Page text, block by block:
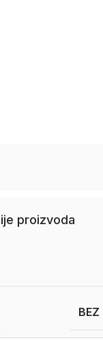
proizvoda
BEZ